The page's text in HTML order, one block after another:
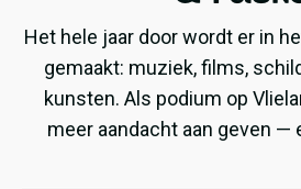
Het hele jaar door wordt er in
gemaakt: muziek, films,
kunsten. Als podium op
meer aandacht aan geven —